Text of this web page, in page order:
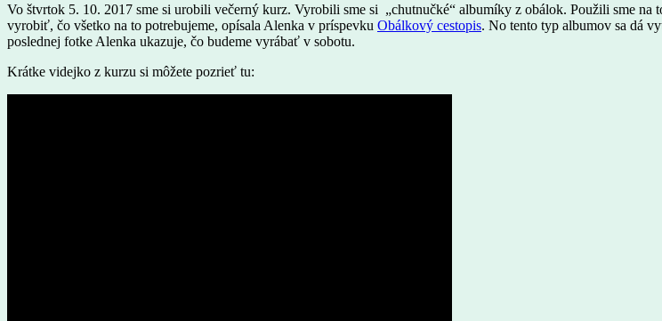
Vo štvrtok 5. 10. 2017 sme si urobili večerný kurz. Vyrobili sme si „chutnučké“ albumíky z obálok. Použili sme na
vyrobiť, čo všetko na to potrebujeme, opísala Alenka v príspevku Obálkový cestopis. No tento typ albumov sa dá
poslednej fotke Alenka ukazuje, čo budeme vyrábať v sobotu.
Krátke videjko z kurzu si môžete pozrieť tu: